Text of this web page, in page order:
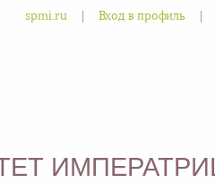
spmi.ru Вход в профиль